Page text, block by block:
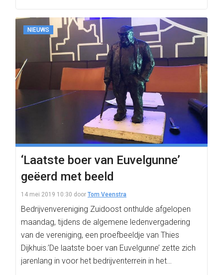
NIEUWS
‘Laatste boer van Euvelgunne’
geëerd met beeld
14 mei 2019 10:30 door Tom Veenstra
Bedrijvenvereniging Zuidoost onthulde afgelopen
maandag, tijdens de algemene ledenvergadering
van de vereniging, een proefbeeldje van Thies
Dijkhuis.’De laatste boer van Euvelgunne’ zette zich
jarenlang in voor het bedrijventerrein in het…